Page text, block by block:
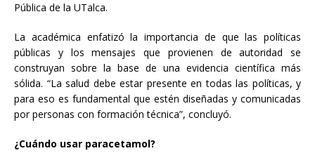
Pública de la UTalca.
La académica enfatizó la importancia de que las políticas
públicas y los mensajes que provienen de autoridad se
construyan sobre la base de una evidencia científica más
sólida. “La salud debe estar presente en todas las políticas, y
para eso es fundamental que estén diseñadas y comunicadas
por personas con formación técnica”, concluyó.
¿Cuándo usar paracetamol?